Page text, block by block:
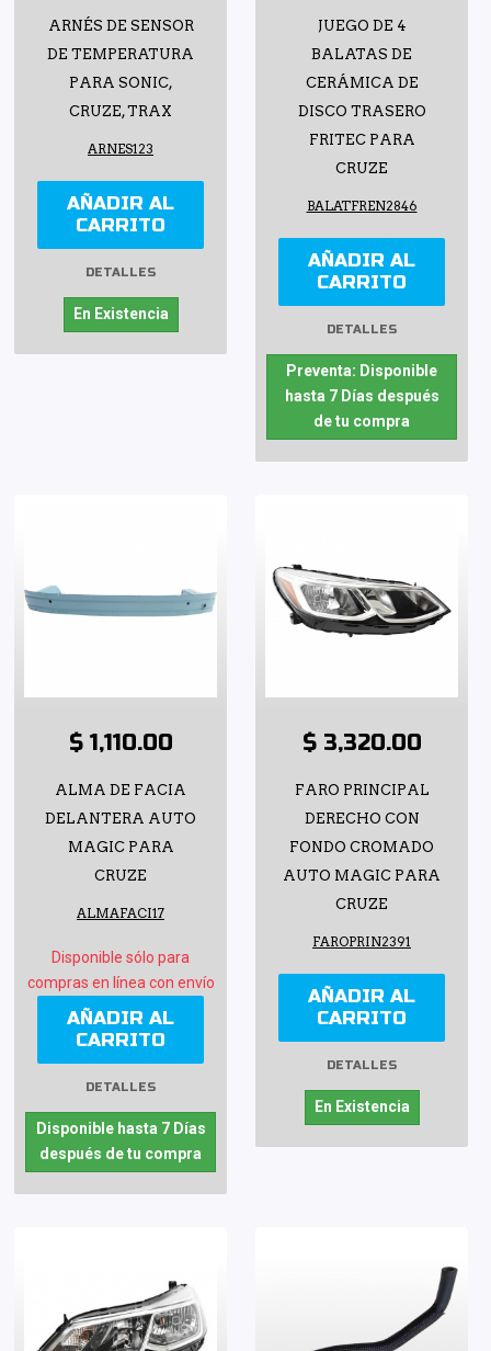
ARNÉS DE SENSOR
DE TEMPERATURA
PARA SONIC,
CRUZE, TRAX
ARNES123
AÑADIR AL
CARRITO
DETALLES
En Existencia
JUEGO DE 4
BALATAS DE
CERÁMICA DE
DISCO TRASERO
FRITEC PARA
CRUZE
BALATFREN2846
AÑADIR AL
CARRITO
DETALLES
Preventa: Disponible
hasta 7 Días después
de tu compra
$ 1,110.00
ALMA DE FACIA
DELANTERA AUTO
MAGIC PARA
CRUZE
ALMAFACI17
Disponible sólo para
compras en línea con envío
AÑADIR AL
CARRITO
DETALLES
Disponible hasta 7 Días
después de tu compra
$ 3,320.00
FARO PRINCIPAL
DERECHO CON
FONDO CROMADO
AUTO MAGIC PARA
CRUZE
FAROPRIN2391
AÑADIR AL
CARRITO
DETALLES
En Existencia